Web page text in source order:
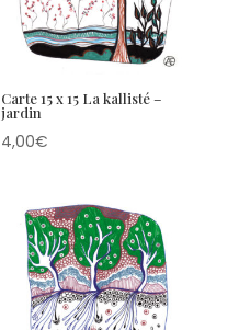
Carte 15 x 15 La kallisté –
jardin
4,00€